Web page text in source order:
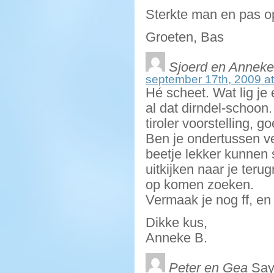
Sterkte man en pas
Groeten, Bas
Sjoerd en Anneke
september 17th, 2009
Hé scheet. Wat lig je
al dat dirndel-
tiroler voorstelling,
Ben je ondertussen
beetje lekker
uitkijken naar je
op komen zoeken.
Vermaak je nog ff,
Dikke kus,
Anneke B.
Peter en Gea